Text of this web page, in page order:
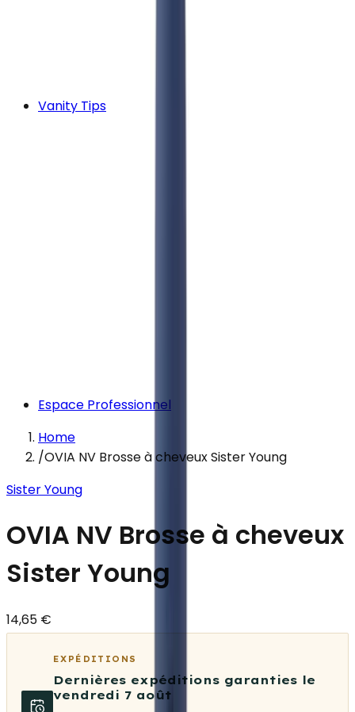
Vanity Tips
Espace Professionnel
Home
/OVIA NV Brosse à cheveux Sister Young
Sister Young
OVIA NV Brosse à cheveux
Sister Young
14,65 €
EXPÉDITIONS
Dernières expéditions garanties le
vendredi 7 août